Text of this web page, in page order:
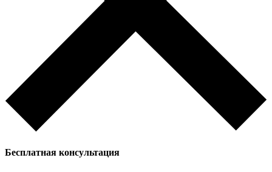
Бесплатная консультация